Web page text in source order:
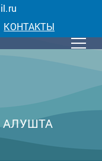
КОНТАКТЫ
АЛУШТА